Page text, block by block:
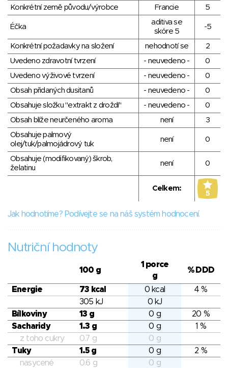
Konkrétní země původu/výrobce
Francie 5
Éčka
aditiva se
skóre 5
-5
Konkrétní požadavky na složení nehodnotí se
2
Uvedeno zdravotní tvrzení
- neuvedeno -
0
Uvedeno výživové tvrzení
- neuvedeno -
0
Obsah přidaných dusitanů
- neuvedeno -
0
Obsahuje složku "extrakt z droždí"
- neuvedeno -
0
Obsah blíže neurčeného aroma
není
3
Obsahuje palmový
olej/tuk/palmojádrový tuk
není 0
Obsahuje (modifikovaný) škrob,
želatinu
není 0
Celkem:
5
Jak hodnotíme? Podívejte se na náš systém hodnocení.
Nutriční hodnoty
100 g
1 porce
g
% DDD
Energie 73 kcal 0 kcal
4 %
305 kJ
0 kJ
Bílkoviny
13 g 0 g
20 %
Sacharidy
1.3 g 0 g
1 %
z toho cukry
0.7 g
0 g
Tuky
1.5 g 0 g
2 %
nasycené
0.6 g
0 g